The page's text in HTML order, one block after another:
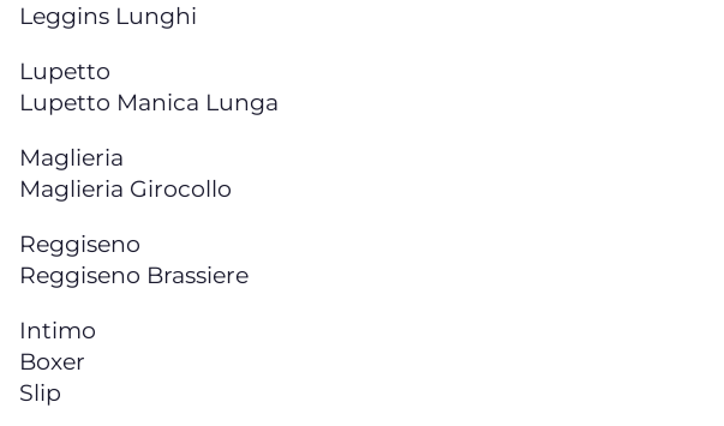
Leggins Lunghi
Lupetto
Lupetto Manica Lunga
Maglieria
Maglieria Girocollo
Reggiseno
Reggiseno Brassiere
Intimo
Boxer
Slip